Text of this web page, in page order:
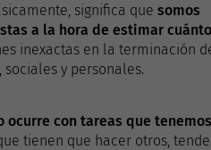
significa que somos
a la hora de estimar
inexactas en la terminación
sociales y personales.
ocurre con tareas que
tienen que hacer otros,